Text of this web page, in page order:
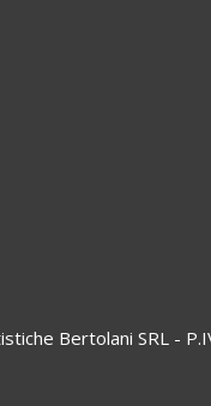
Bertolani SRL -